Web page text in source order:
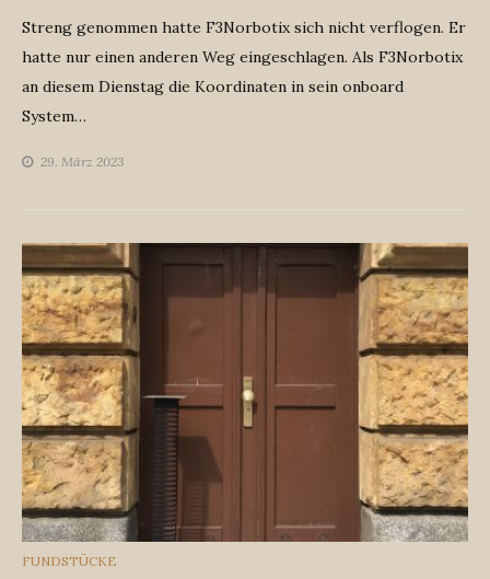
Streng genommen hatte F3Norbotix sich nicht verflogen. Er
hatte nur einen anderen Weg eingeschlagen. Als F3Norbotix
an diesem Dienstag die Koordinaten in sein onboard
System…
29. März 2023
CATEGORIES
FUNDSTÜCKE